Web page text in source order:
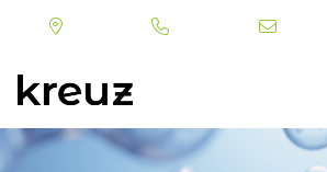
Direkt
zum